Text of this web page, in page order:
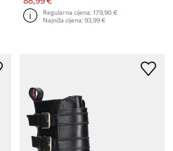
Regularna cijena:179,90 €
Najniža cijena:93,99 €